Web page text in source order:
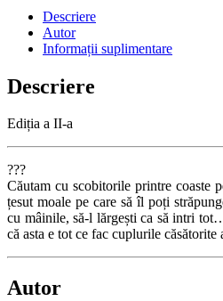
Descriere
Autor
Informații suplimentare
Descriere
Ediția a II-a
???
Căutam cu scobitorile printre coaste
țesut moale pe care să îl poți
cu mâinile, să-l lărgești ca să intri
că asta e tot ce fac cuplurile căsătorite
Autor